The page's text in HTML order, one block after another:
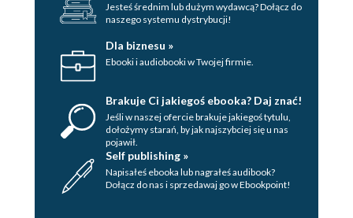
Jesteś średnim lub dużym wydawcą? Dołącz do
naszego systemu dystrybucji!
Dla biznesu »
Ebooki i audiobooki w Twojej firmie.
Brakuje Ci jakiegoś ebooka? Daj znać!
Jeśli w naszej ofercie brakuje jakiegoś tytulu,
dołożymy starań, by jak najszybciej się u nas
pojawił.
Self publishing »
Napisałeś ebooka lub nagrałeś audibook?
Dołącz do nas i sprzedawaj go w Ebookpoint!